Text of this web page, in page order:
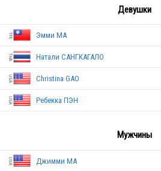
Девушки
Эмми МА
THA
Натали САНГКАГАЛО
Christina GAO
Ребекка ПЭН
Мужчины
Джимми МА